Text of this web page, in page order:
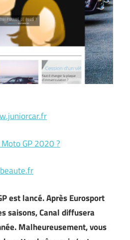
GP 2020 ?
est lancé. Après Eurosport
saisons, Canal diffusera
Malheureusement, vous